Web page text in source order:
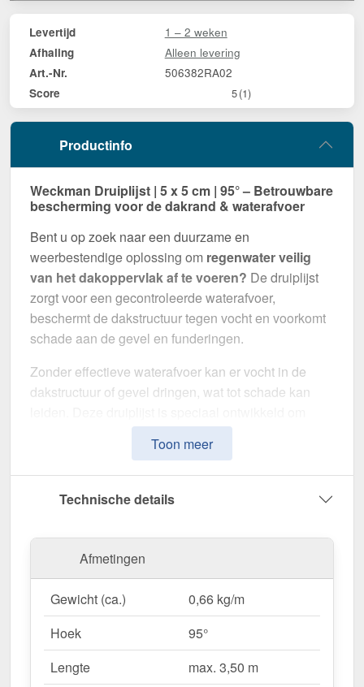
Levertijd 1 – 2 weken
Afhaling Alleen levering
Art.-Nr. 506382RA02
Score 5(1)
Productinfo
Weckman Druiplijst | 5 x 5 cm | 95° – Betrouwbare
bescherming voor de dakrand & waterafvoer
Bent u op zoek naar een duurzame en
weerbestendige oplossing om regenwater veilig
van het dakoppervlak af te voeren? De druiplijst
zorgt voor een gecontroleerde waterafvoer,
beschermt de dakstructuur tegen vocht en voorkomt
schade aan de gevel en funderingen.
Zonder effectieve waterafvoer kan er vocht in de
dakstructuur of gevel dringen, wat tot schade kan
neerslag naar de dakgoten te leiden
vochtschade te voorkomen. Het maakt indruk met
zijn eenvoudige montage, hoge weerstand en
robuuste coating.
mm
van max. 3,50 mkunt u deze gemakkelijk aan uw
coatinginRoodbruin (RAL 8012)blijft het
materiaal permanent beschermd tegen corrosie.
Waarom Druiplijst | 5 x 5 cm | 95°?
Toon meer
Technische details
Afmetingen
Gewicht (ca.)
0,66 kg/m
Hoek
95°
Lengte
max. 3,50 m